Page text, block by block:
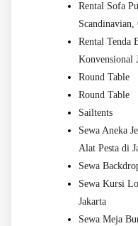
Rental Sofa
Scandinavian,
Rental Tenda
Konvensional
Round Table
Round Table
Sailtents
Sewa Aneka
Alat Pesta di
Sewa
Sewa Kursi
Jakarta
Sewa Meja